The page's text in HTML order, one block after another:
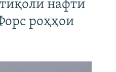
нафти
роҳҳои